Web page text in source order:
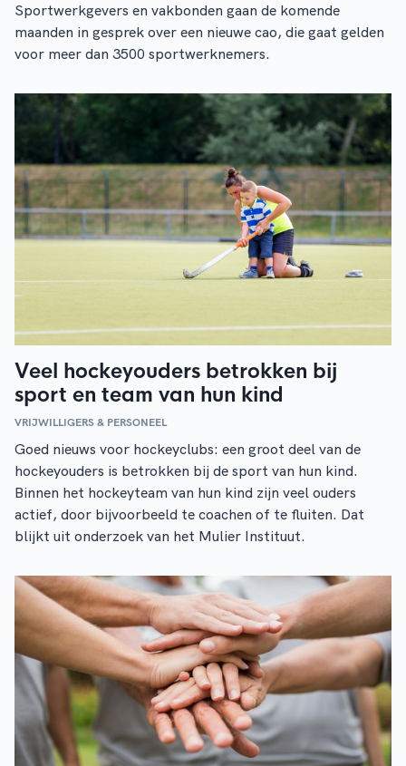
Sportwerkgevers en vakbonden gaan de komende
maanden in gesprek over een nieuwe cao, die gaat gelden
voor meer dan 3500 sportwerknemers.
Veel hockeyouders betrokken bij
sport en team van hun kind
VRIJWILLIGERS & PERSONEEL
Goed nieuws voor hockeyclubs: een groot deel van de
hockeyouders is betrokken bij de sport van hun kind.
Binnen het hockeyteam van hun kind zijn veel ouders
actief, door bijvoorbeeld te coachen of te fluiten. Dat
blijkt uit onderzoek van het Mulier Instituut.